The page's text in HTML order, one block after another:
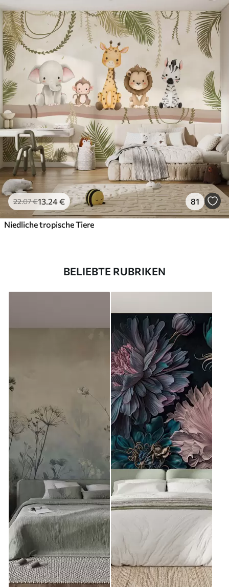
22.07€13 .24€ 81
Niedliche tropische Tiere
BELIEBTE RUBRIKEN